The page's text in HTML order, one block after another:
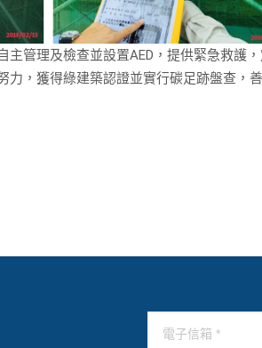
管理及檢查並設置AED，提供緊急救護
力，獲得綠建築認證並實行碳足跡盤查，